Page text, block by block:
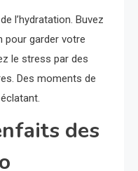
l’hydratation. Buvez
pour garder votre
le stress par des
Des moments de
des